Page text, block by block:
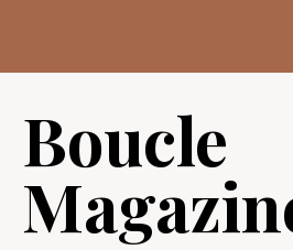
contenu
Boucle